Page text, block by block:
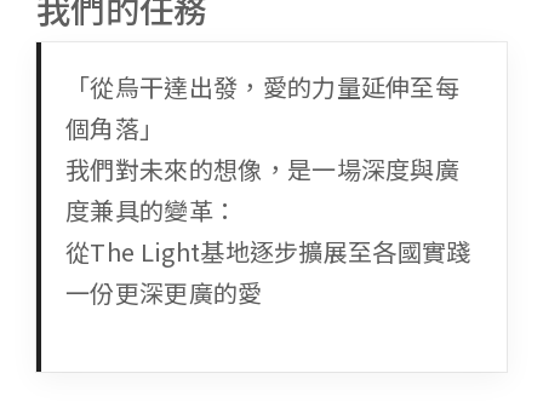
「從烏干達出發，愛的力量延伸至每
個角落」
我們對未來的想像，是一場深度與廣
度兼具的變革：
從The Light基地逐步擴展至各國實踐
一份更深更廣的愛